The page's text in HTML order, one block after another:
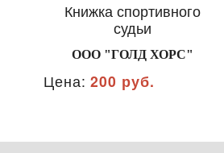
Книжка спортивного
судьи
ООО "ГОЛД ХОРС"
Цена: 200 руб.